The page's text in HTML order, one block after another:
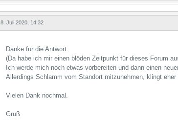
8. Juli 2020, 14:32
Danke für die Antwort.
(Da habe ich mir einen blöden Zeitpunkt für dieses Forum
Ich werde mich noch etwas vorbereiten und dann einen
Allerdings Schlamm vom Standort mitzunehmen, klingt
Vielen Dank nochmal.
Gruß